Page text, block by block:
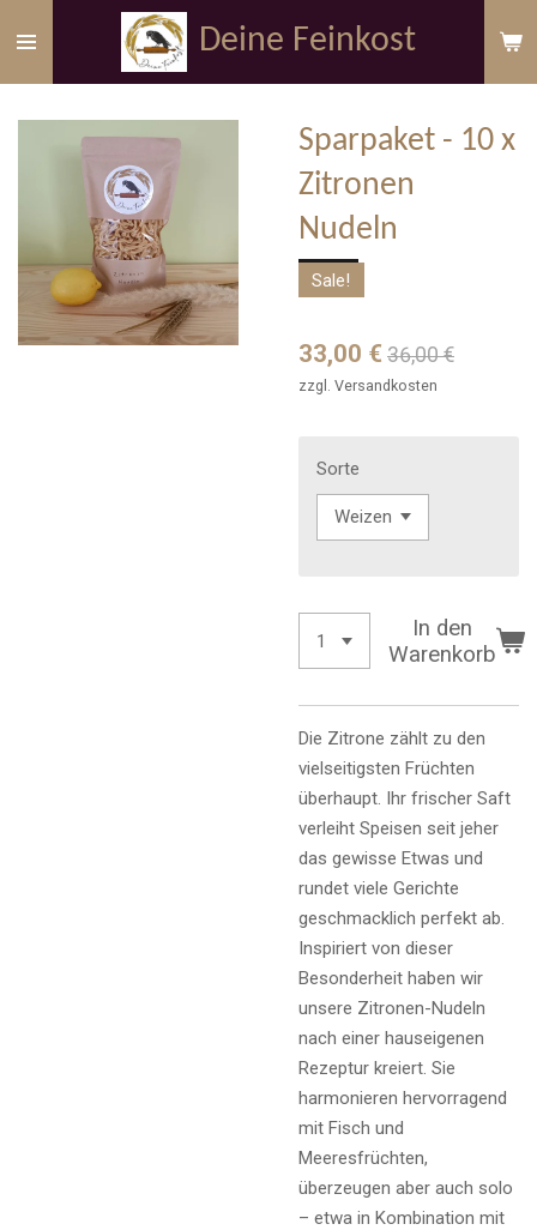
Hauptinhalt
springen
Deine Feinkost
Sparpaket - 10 x
Zitronen
Nudeln
Sale!
33,00 € 36,00 €
zzgl. Versandkosten
Sorte
In den
Warenkorb
Die Zitrone zählt zu den
vielseitigsten Früchten
überhaupt. Ihr frischer Saft
verleiht Speisen seit jeher
das gewisse Etwas und
rundet viele Gerichte
geschmacklich perfekt ab.
Inspiriert von dieser
Besonderheit haben wir
unsere Zitronen-Nudeln
nach einer hauseigenen
Rezeptur kreiert. Sie
harmonieren hervorragend
mit Fisch und
Meeresfrüchten,
überzeugen aber auch solo
– etwa in Kombination mit